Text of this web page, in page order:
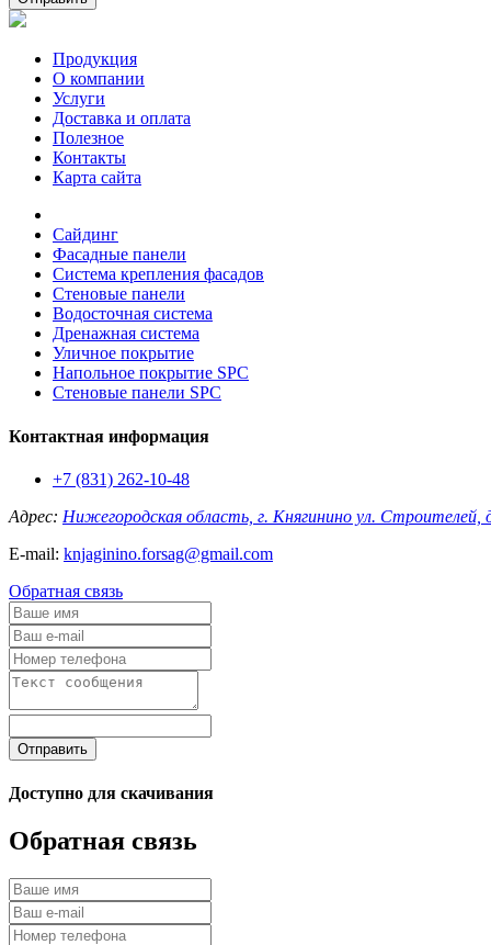
Продукция
О компании
Услуги
Доставка и оплата
Полезное
Контакты
Карта сайта
Сайдинг
Фасадные панели
Система крепления фасадов
Стеновые панели
Водосточная система
Дренажная система
Уличное покрытие
Напольное покрытие SPC
Стеновые панели SPC
Контактная информация
+7 (831) 262-10-48
Адрес: Нижегородская область, г. Княгинино ул. Строителей,
E-mail: knjaginino.forsag@gmail.com
Обратная связь
Отправить
Доступно для скачивания
Обратная связь